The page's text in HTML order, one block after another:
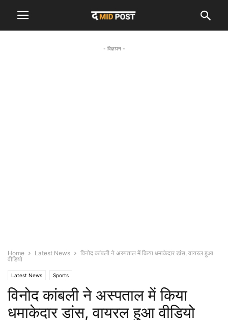
- विज्ञापन -
Home Latest News
विनोद कांबली ने अस्पताल में किया धमाकेदार डांस, वायरल हुआ
वीडियो
Latest News Sports
विनोद कांबली ने अस्पताल में किया
धमाकेदार डांस, वायरल हुआ वीडियो